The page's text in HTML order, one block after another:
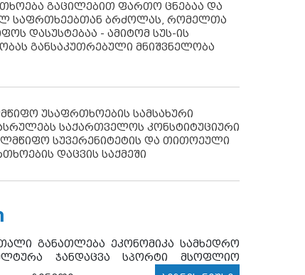
გაცილებით ფართო ცნებაა და
საფრთხეებთან ბრძოლას, რომელთა
დასუსტებაა - ამიტომ სუს-ის
განსაკუთრებული მნიშვნელობა
უსაფრთხოების სამსახური
საქართველოს კონსტიტუციური
სუვერენიტეტის და თითოეული
დაცვის საქმეში
განათლება ეკონომიკა სამხედრო
ჯანდაცვა სპორტი
მსოფლიო